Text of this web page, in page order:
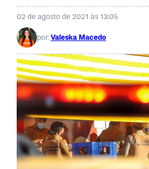
02 de agosto de 2021 às 13:05
por: Valeska Macedo